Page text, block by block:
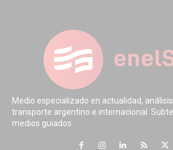
Medio especializado en actualidad,
transporte argentino e internacional.
medios guiados.